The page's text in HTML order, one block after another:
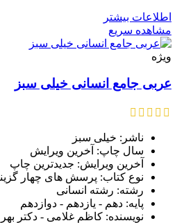
اطلاعات بیشتر
مشاهده سریع
ویژه
عربی جامع انسانی خیلی سبز
ناشر: خیلی سبز
سال چاپ: آخرین ویرایش
آخرین ویرایش: جدیدترین چاپ
نوع کتاب: پرسش های چهار
رشته: رشته انسانی
پایه: دهم - یازدهم - دوازدهم
نویسنده: کاظم غلامی - دکتر